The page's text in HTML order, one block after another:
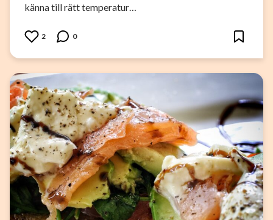
känna till rätt temperatur…
2 0